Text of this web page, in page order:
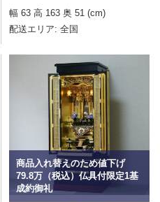
幅 63 高 163 奥 51 (cm)
配送エリア:全国
商品入れ替えのため値下げ
79.8万（税込）仏具付限定1基
成約御礼